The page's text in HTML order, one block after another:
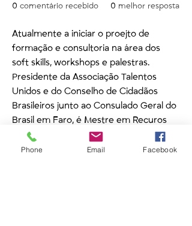
0 comentário recebido 0 melhor resposta
Atualmente a iniciar o proejto de
formação e consultoria na área dos
soft skills, workshops e palestras.
Presidente da Associação Talentos
Unidos e do Conselho de Cidadãos
Brasileiros junto ao Consulado Geral do
Brasil em Faro, é Mestre em Recuros
Humanos.
Vive no Algarve há mais de 28 anos,
Phone Email Facebook